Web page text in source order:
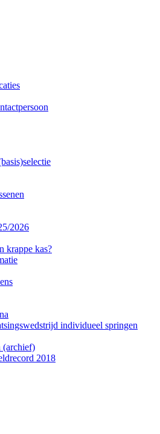
2026
krappe kas?
individueel springen
(archief)
2018